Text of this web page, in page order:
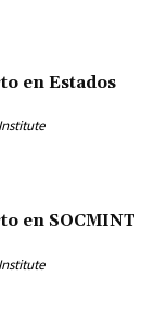
en Estados
en SOCMINT